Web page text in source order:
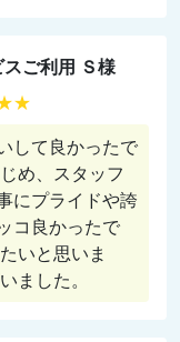
ご利用 Ｓ様
して良かったで
め、スタッフ
にプライドや誇
コ良かったで
いと思いま
ました。